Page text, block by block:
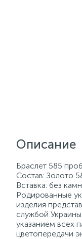
Описание
Браслет 585
Состав: Золото
Вставка: без
Родированные
изделия
службой
указанием всех
цветопередачи